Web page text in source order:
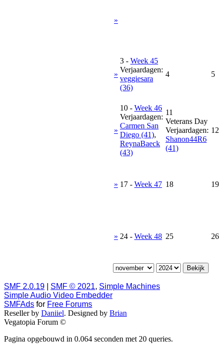
»
»
3 - Week 45
Verjaardagen:
veggiesara
(36)
4 5
»
10 - Week 46
Verjaardagen:
Carmen San
Diego (41),
ReynaBaeck
(43)
11
Veterans Day
Verjaardagen:
Shanon44R6
(41)
12
» 17 - Week 47 18 19
» 24 - Week 48 25 26
SMF 2.0.19 SMF © 2021, Simple Machines
Simple Audio Video Embedder
SMFAds for Free Forums
Reseller by Daniiel. Designed by Brian
Vegatopia Forum ©
Pagina opgebouwd in 0.064 seconden met 20 queries.